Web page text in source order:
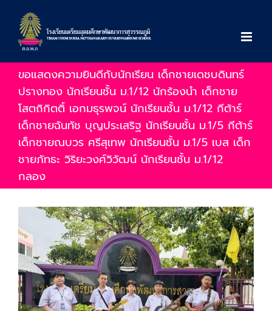
content
ขอแสดงความยินดีกับนักเรียน เด็กชายเดชบดินทร์
ปรางทอง นักเรียนชั้น ม.1/12 นักร้องนำ เด็กชาย
โสตถิกิตติ์ เอกมธุรพจน์ นักเรียนชั้น ม.1/12 กีต้าร์
เด็กชายฉันทัช บุญประเสริฐ นักเรียนชั้น ม.1/5 กีต้าร์
เด็กชายณบวร ศรีสุเทพ นักเรียนชั้น ม.1/5 เบส เด็ก
ชายภัทธะ วิริยะวงศ์วิวัฒน์ นักเรียนชั้น ม.1/12
กลอง
Image